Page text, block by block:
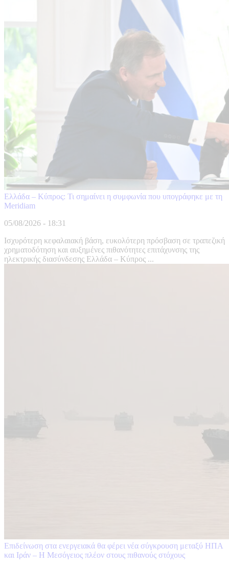
Ελλάδα – Κύπρος: Τι σημαίνει η συμφωνία που υπογράφηκε με τη
Meridiam
05/08/2026 - 18:31
Ισχυρότερη κεφαλαιακή βάση, ευκολότερη πρόσβαση σε τραπεζική
χρηματοδότηση και αυξημένες πιθανότητες επιτάχυνσης της
ηλεκτρικής διασύνδεσης Ελλάδα – Κύπρος ...
Επιδείνωση στα ενεργειακά θα φέρει νέα σύγκρουση μεταξύ ΗΠΑ
και Ιράν – Η Μεσόγειος πλέον στους πιθανούς στόχους